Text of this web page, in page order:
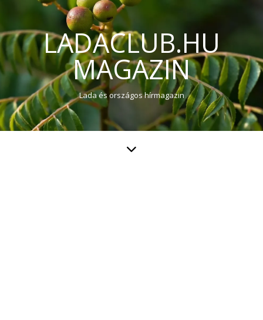
LADACLUB.HU
MAGAZIN
Lada és országos hírmagazin